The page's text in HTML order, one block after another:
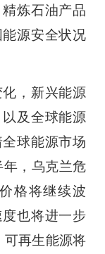
炼石油产品
源安全状况
，新兴能源
及全球能源
球能源市场
，乌克兰危
格将继续波
也将进一步
可再生能源将